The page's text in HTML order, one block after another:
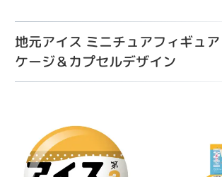
地元アイス ミニチュアフィギュ
ケージ＆カプセルデザイン